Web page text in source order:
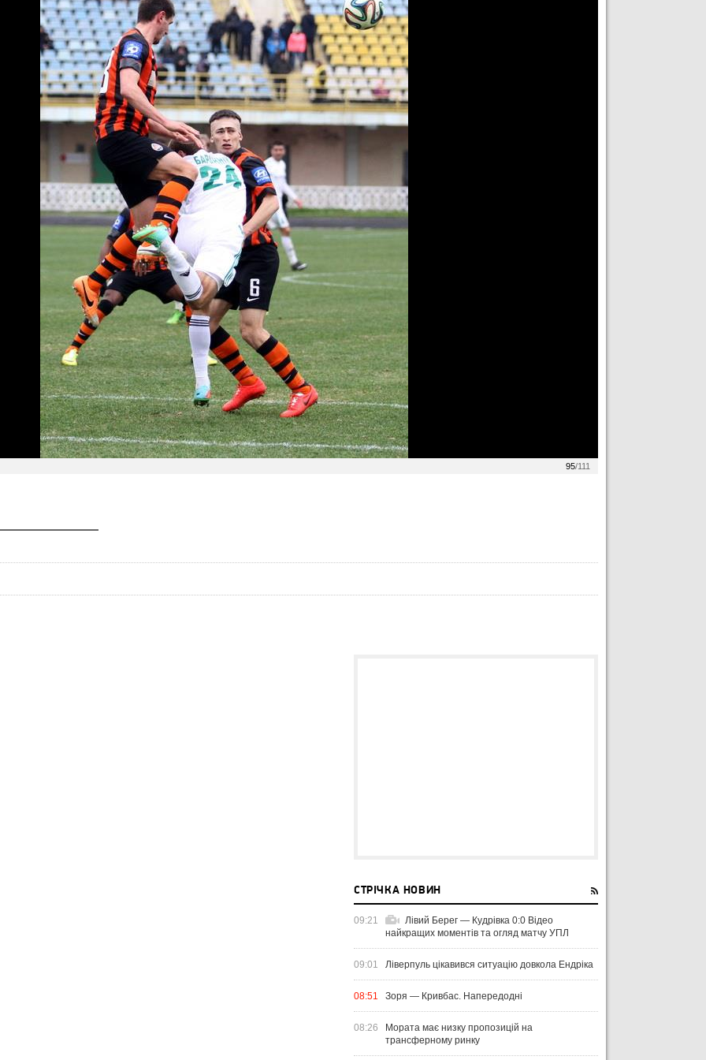
95/111
СТРІЧКА НОВИН
09:21
Лівий Берег — Кудрівка 0:0 Відео
найкращих моментів та огляд матчу УПЛ
09:01 Ліверпуль цікавився ситуацію довкола Ендріка
08:51 Зоря — Кривбас. Напередодні
08:26
Мората має низку пропозицій на
трансферному ринку